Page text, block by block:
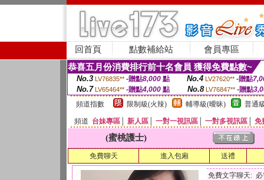
回首頁 點數補給站 會員專區
恭喜五月份消費排行前十名會員 獲得免費點數~
No.3 LV76835** -贈點8,000點 No.4 LV27620** -贈點
No.7 LV65464** -贈點4,000 點 No.8 LV76847** -贈點
頻道指數
限制級(火辣) 輔導級(曖昧) 普通
頻道 台妹專區 新人區 一對一視訊區 一對多視訊區 免
(蜜桃護士)
免費聊天 進入包廂 送禮
免費文字聊天: